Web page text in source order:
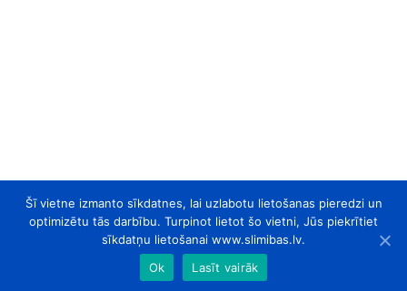
Šī vietne izmanto sīkdatnes, lai uzlabotu lietošanas pieredzi un
optimizētu tās darbību. Turpinot lietot šo vietni, Jūs piekrītiet
sīkdatņu lietošanai www.slimibas.lv.
Ok
Lasīt vairāk